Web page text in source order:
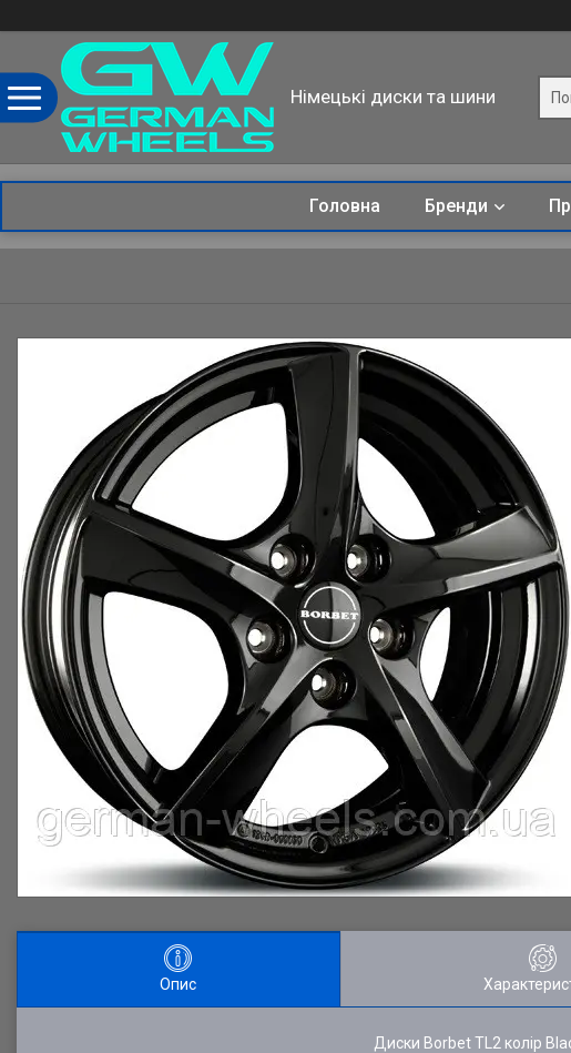
Німецькі диски та шини
Головна Бренди
Опис
Диски Borbet TL2 колір